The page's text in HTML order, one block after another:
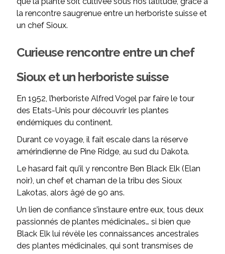
la rencontre saugrenue entre un herboriste suisse et
un chef Sioux.
Curieuse rencontre entre un chef
Sioux et un herboriste suisse
En 1952, l’herboriste Alfred Vogel par faire le tour
des Etats-Unis pour découvrir les plantes
endémiques du continent.
Durant ce voyage, il fait escale dans la réserve
amérindienne de Pine Ridge, au sud du Dakota.
Le hasard fait qu’il y rencontre Ben Black Elk (Elan
noir), un chef et chaman de la tribu des Sioux
Lakotas, alors âgé de 90 ans.
Un lien de confiance s’instaure entre eux, tous deux
passionnés de plantes médicinales… si bien que
Black Elk lui révèle les connaissances ancestrales
des plantes médicinales, qui sont transmises de